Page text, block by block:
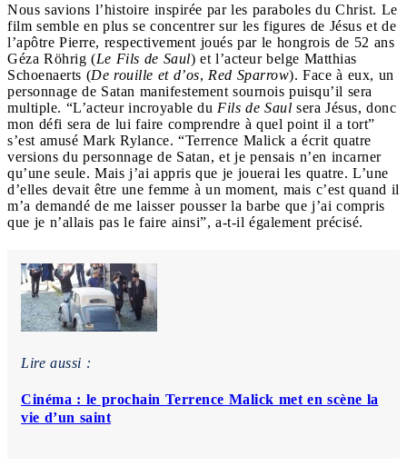
Nous savions l’histoire inspirée par les paraboles du Christ. Le
film semble en plus se concentrer sur les figures de Jésus et de
l’apôtre Pierre, respectivement joués par le hongrois de 52 ans
Géza Röhrig (Le Fils de Saul) et l’acteur belge Matthias
Schoenaerts (De rouille et d’os, Red Sparrow). Face à eux, un
personnage de Satan manifestement sournois puisqu’il sera
multiple. “L’acteur incroyable du Fils de Saul sera Jésus, donc
mon défi sera de lui faire comprendre à quel point il a tort”
s’est amusé Mark Rylance. “Terrence Malick a écrit quatre
versions du personnage de Satan, et je pensais n’en incarner
qu’une seule. Mais j’ai appris que je jouerai les quatre. L’une
d’elles devait être une femme à un moment, mais c’est quand il
m’a demandé de me laisser pousser la barbe que j’ai compris
que je n’allais pas le faire ainsi”, a-t-il également précisé.
Lire aussi :
Cinéma : le prochain Terrence Malick met en scène la
vie d’un saint